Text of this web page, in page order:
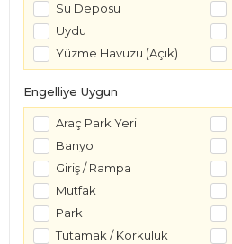
Su Deposu
Uydu
Yüzme Havuzu (Açık)
Engelliye Uygun
Araç Park Yeri
Banyo
Giriş / Rampa
Mutfak
Park
Tutamak / Korkuluk